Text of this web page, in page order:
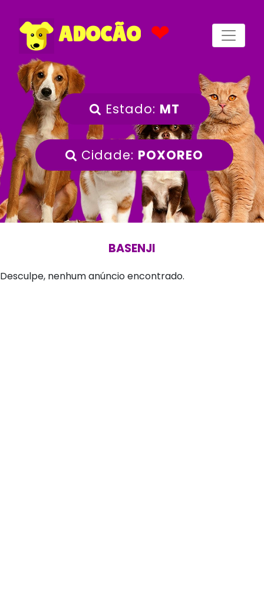
ADOCÃO ❤
Estado: MT
Cidade: POXOREO
BASENJI
Desculpe, nenhum anúncio encontrado.